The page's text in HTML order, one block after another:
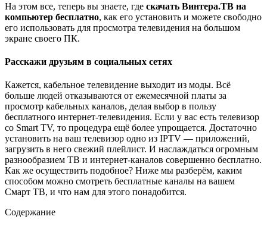
На этом все, теперь вы знаете, где скачать Винтера.ТВ на
компьютер бесплатно, как его установить и можете свободно
его использовать для просмотра телевидения на большом
экране своего ПК.
Расскажи друзьям в социальных сетях
Кажется, кабельное телевидение выходит из моды. Всё
больше людей отказываются от ежемесячной платы за
просмотр кабельных каналов, делая выбор в пользу
бесплатного интернет-телевидения. Если у вас есть телевизор
со Smart TV, то процедура ещё более упрощается. Достаточно
установить на ваш телевизор одно из IPTV — приложений,
загрузить в него свежий плейлист. И наслаждаться огромным
разнообразием ТВ и интернет-каналов совершенно бесплатно.
Как же осуществить подобное? Ниже мы разберём, каким
способом можно смотреть бесплатные каналы на вашем
Смарт ТВ, и что нам для этого понадобится.
Содержание